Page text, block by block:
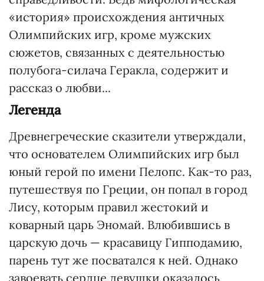
«история» происхождения античных
Олимпийских игр, кроме мужских
сюжетов, связанных с деятельностью
полубога-силача Геракла, содержит и
рассказ о любви...
Легенда
Древнегреческие сказители утверждали,
что основателем Олимпийских игр был
юный герой по имени Пелопс. Как-то раз,
путешествуя по Греции, он попал в город
Лису, которым правил жестокий и
коварный царь Эномай. Влюбившись в
царскую дочь — красавицу Гипподамию,
парень тут же посватался к ней. Однако
завоевать сердце девушки оказалось